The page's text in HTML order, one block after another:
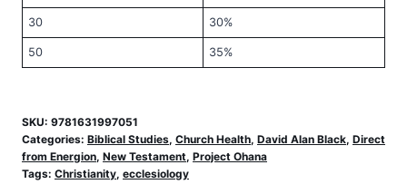
30 30%
50 35%
SKU: 9781631997051
Categories: Biblical Studies, Church Health, David Alan Black, Direct
from Energion, New Testament, Project Ohana
Tags: Christianity, ecclesiology